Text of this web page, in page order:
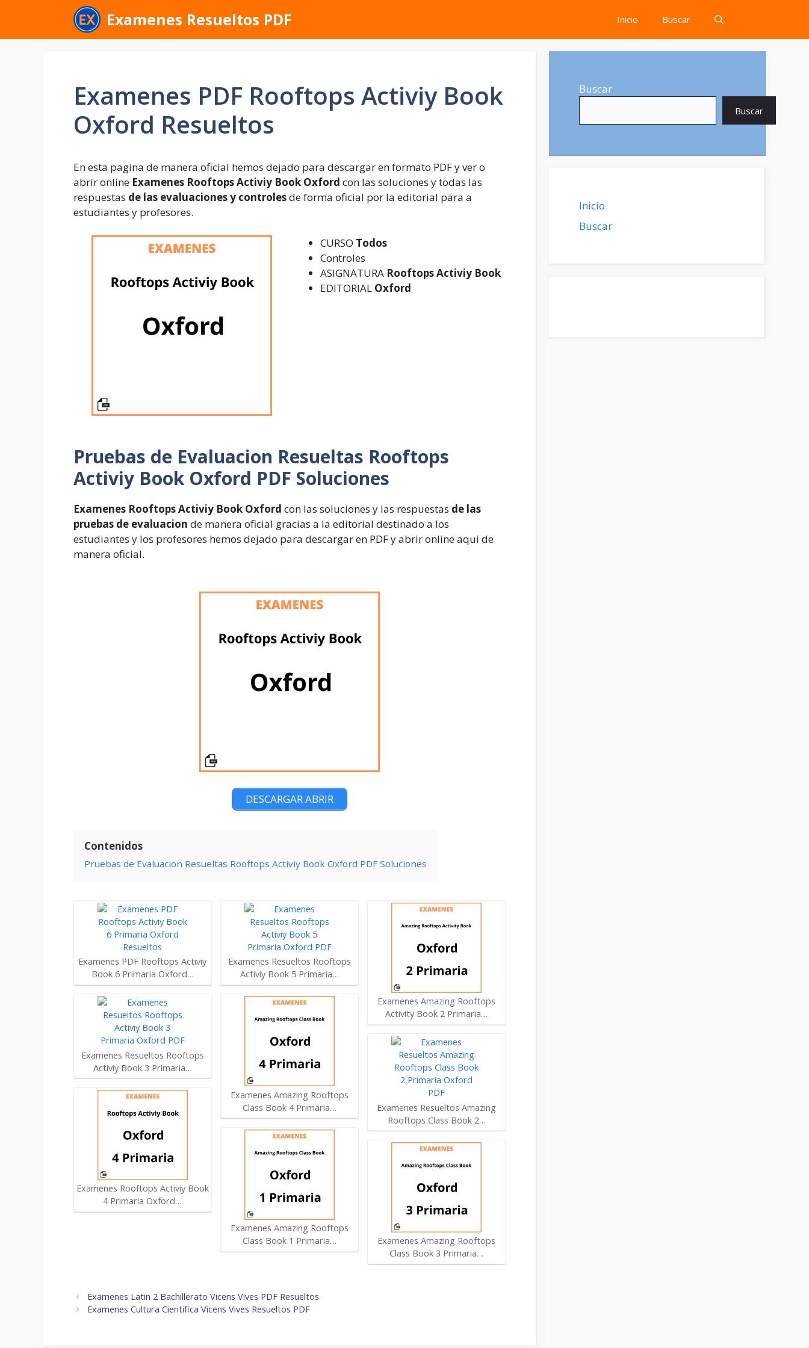
contenido
Examenes Resueltos PDF Inicio Buscar
Examenes PDF Rooftops Activiy Book
Oxford Resueltos
En esta pagina de manera oficial hemos dejado para descargar en formato PDF y ver o
abrir online Examenes Rooftops Activiy Book Oxford con las soluciones y todas las
respuestas de las evaluaciones y controlesde forma oficial por la editorial para a
estudiantes y profesores.
CURSO Todos
Controles
ASIGNATURA Rooftops Activiy Book
EDITORIAL Oxford
Pruebas de Evaluacion Resueltas Rooftops
Activiy Book Oxford PDF Soluciones
Examenes Rooftops Activiy Book Oxford con las soluciones y las respuestas de las
pruebas de evaluacion de manera oficial gracias a la editorial destinado a los
estudiantes y los profesores hemos dejado para descargar en PDF y abrir online aqui de
manera oficial.
DESCARGAR ABRIR
Contenidos
Pruebas de Evaluacion Resueltas Rooftops Activiy Book Oxford PDF Soluciones
Examenes PDF Rooftops Activiy
Book 6 Primaria Oxford…
Examenes Resueltos Rooftops
Activiy Book 3 Primaria…
Examenes Rooftops Activiy Book
4 Primaria Oxford…
Examenes Resueltos Rooftops
Activiy Book 5 Primaria…
Examenes Amazing Rooftops
Class Book 4 Primaria…
Examenes Amazing Rooftops
Class Book 1 Primaria…
Examenes Amazing Rooftops
Activity Book 2 Primaria…
Examenes Resueltos Amazing
Rooftops Class Book 2…
Examenes Amazing Rooftops
Class Book 3 Primaria…
Navegación
de
Examenes Latin 2 Bachillerato Vicens Vives PDF Resueltos
Examenes Cultura Cientifica Vicens Vives Resueltos PDF
Buscar
Buscar
Inicio
Buscar